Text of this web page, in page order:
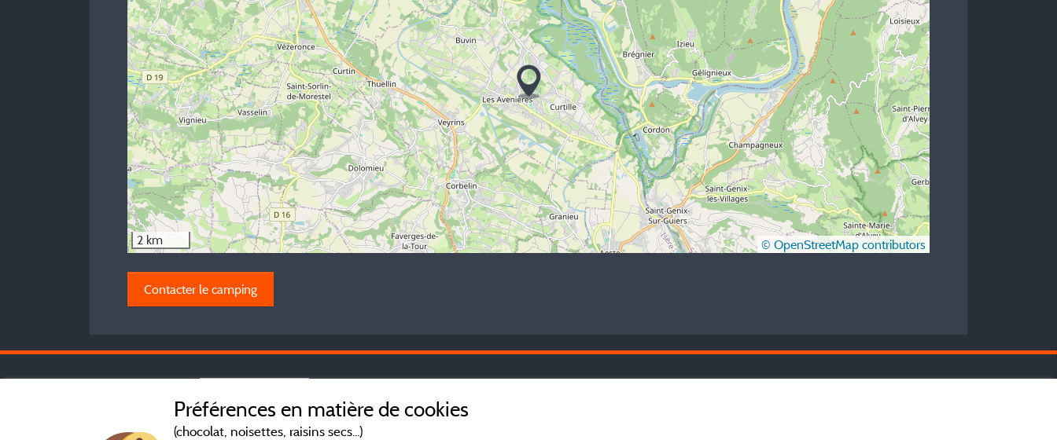
2 km © OpenStreetMap contributors
Contacter le camping
Mentions légales
Préférences en matière de cookies
(chocolat, noisettes, raisins secs...)